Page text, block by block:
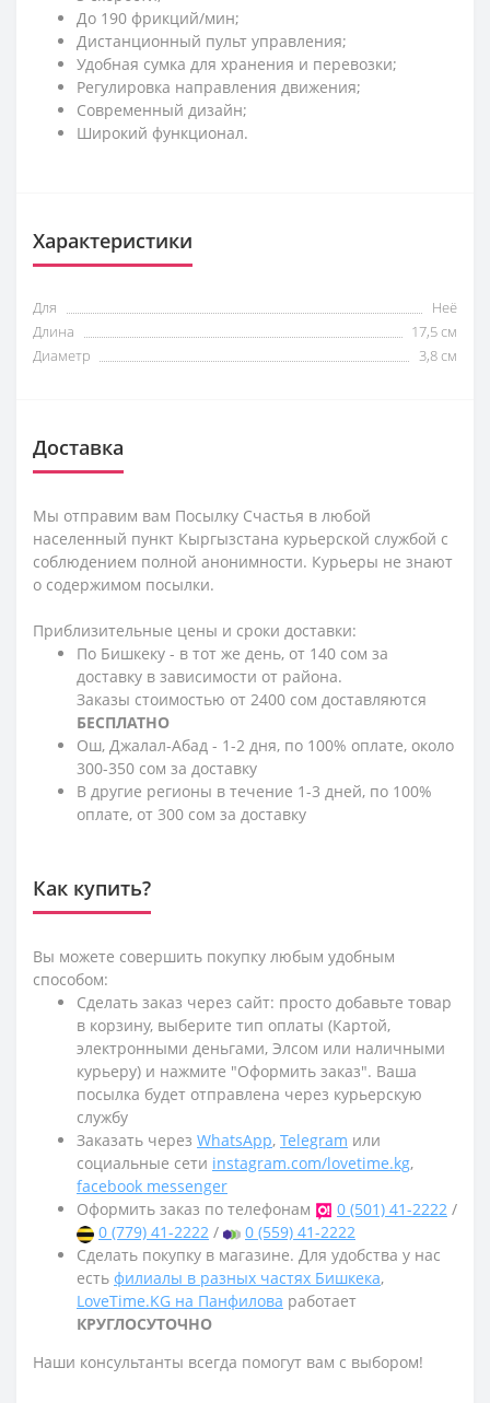
До 190 фрикций/мин;
Дистанционный пульт управления;
Удобная сумка для хранения и перевозки;
Регулировка направления движения;
Современный дизайн;
Широкий функционал.
Характеристики
Для
Неё
Длина
17,5 см
Диаметр
3,8 см
Доставка
Мы отправим вам Посылку Счастья в любой
населенный пункт Кыргызстана курьерской службой с
соблюдением полной анонимности. Курьеры не знают
о содержимом посылки.
Приблизительные цены и сроки доставки:
По Бишкеку - в тот же день, от 140 сом за
доставку в зависимости от района.
Заказы стоимостью от 2400 сом доставляются
БЕСПЛАТНО
Ош, Джалал-Абад - 1-2 дня, по 100% оплате, около
300-350 сом за доставку
В другие регионы в течение 1-3 дней, по 100%
оплате, от 300 сом за доставку
Как купить?
Вы можете совершить покупку любым удобным
способом:
Сделать заказ через сайт: просто добавьте товар
в корзину, выберите тип оплаты (Картой,
электронными деньгами, Элсом или наличными
курьеру) и нажмите "Оформить заказ". Ваша
посылка будет отправлена через курьерскую
службу
Заказать через WhatsApp, Telegram или
социальные сети instagram.com/lovetime.kg,
facebook messenger
Оформить заказ по телефонам
0 (501) 41-2222 /
0 (779) 41-2222 /
0 (559) 41-2222
Сделать покупку в магазине. Для удобства у нас
есть филиалы в разных частях Бишкека,
LoveTime.KG на Панфилова работает
КРУГЛОСУТОЧНО
Наши консультанты всегда помогут вам с выбором!